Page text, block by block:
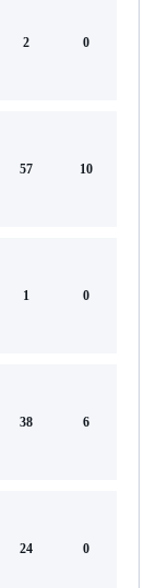
2 0
57 10
1 0
38 6
24 0